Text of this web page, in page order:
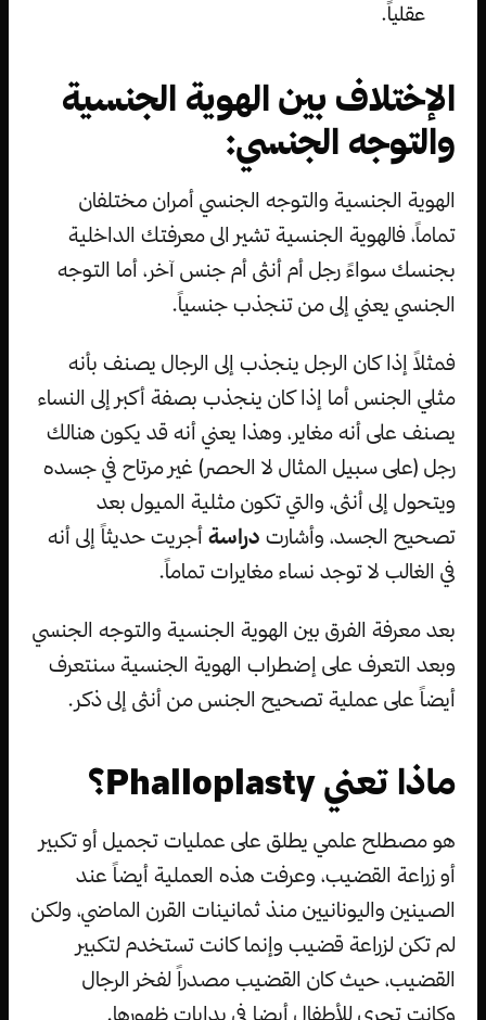
عقلياً.
الإختلاف بين الهوية الجنسية
والتوجه الجنسي:
الهوية الجنسية والتوجه الجنسي أمران مختلفان
تماماً، فالهوية الجنسية تشير الى معرفتك الداخلية
بجنسك سواءً رجل أم أنثى أم جنس آخر، أما التوجه
الجنسي يعني إلى من تنجذب جنسياً.
فمثلاً إذا كان الرجل ينجذب إلى الرجال يصنف بأنه
مثلي الجنس أما إذا كان ينجذب بصفة أكبر إلى النساء
يصنف على أنه مغاير، وهذا يعني أنه قد يكون هنالك
رجل (على سبيل المثال لا الحصر) غير مرتاح في جسده
ويتحول إلى أنثى، والتي تكون مثلية الميول بعد
تصحيح الجسد، وأشارت دراسة أجريت حديثاً إلى أنه
في الغالب لا توجد نساء مغايرات تماماً.
بعد معرفة الفرق بين الهوية الجنسية والتوجه الجنسي
وبعد التعرف على إضطراب الهوية الجنسية سنتعرف
أيضاً على عملية تصحيح الجنس من أنثى إلى ذكر.
ماذا تعني Phalloplasty؟
هو مصطلح علمي يطلق على عمليات تجميل أو تكبير
أو زراعة القضيب، وعرفت هذه العملية أيضاً عند
الصينين واليونانيين منذ ثمانينات القرن الماضي، ولكن
لم تكن لزراعة قضيب وإنما كانت تستخدم لتكبير
القضيب، حيث كان القضيب مصدراً لفخر الرجال
وكانت تجرى للأطفال أيضا في بدايات ظهورها.